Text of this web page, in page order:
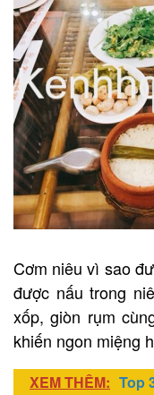
Cơm niêu vì sao
được nấu trong
xốp, giòn rụm
khiến ngon miệng
XEM THÊM: Top